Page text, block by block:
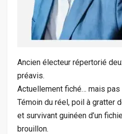
Ancien électeur répertorié
préavis.
Actuellement fiché… mais pas
Témoin du réel, poil à gratter
et survivant guinéen d’un
brouillon.